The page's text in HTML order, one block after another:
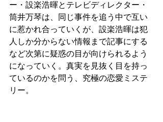
ー・設楽浩暉とテレビディレクター・
筒井万琴は、同じ事件を追う中で互い
に惹かれ合っていくが、設楽浩暉は犯
人しか分からない情報まで記事にする
など次第に疑惑の目が向けられるよう
になっていく。真実を見抜く目を持っ
ているのかを問う、究極の恋愛ミステ
リー。